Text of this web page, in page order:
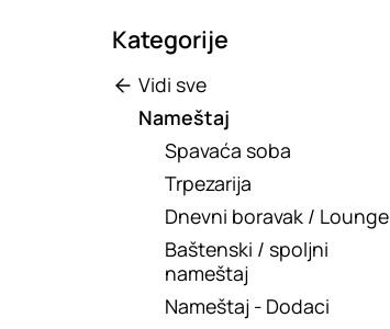
Kategorije
Vidi sve
Nameštaj
Spavaća soba
Trpezarija
Dnevni boravak / Lounge
Baštenski / spoljni
nameštaj
Nameštaj - Dodaci